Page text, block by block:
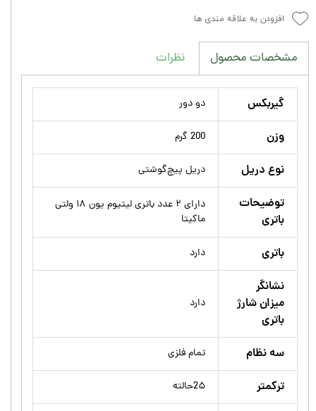
افزودن به علاقه مندی ها
مشخصات محصول نظرات
گیربکس دو دور
وزن 200 گرم
نوع دریل دریل پیچ‌گوشتی
توضیحات
باتری
دارای ۲ عدد باتری لیتیوم یون ۱۸ ولتی
ماکیتا
باتری دارد
نشانگر
میزان شارژ
باتری
دارد
سه نظام تمام فلزی
ترکمتر 2۵حالته